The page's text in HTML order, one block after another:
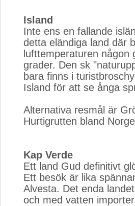
Island
Inte ens en fallande
detta eländiga land där
lufttemperaturen
grader. Den sk
bara finns i
Island för att se ånga
Alternativa resmål är
Hurtigrutten bland
Kap Verde
Ett land Gud definitivt
Ett besök är lika
Alvesta. Det enda
och med vatten